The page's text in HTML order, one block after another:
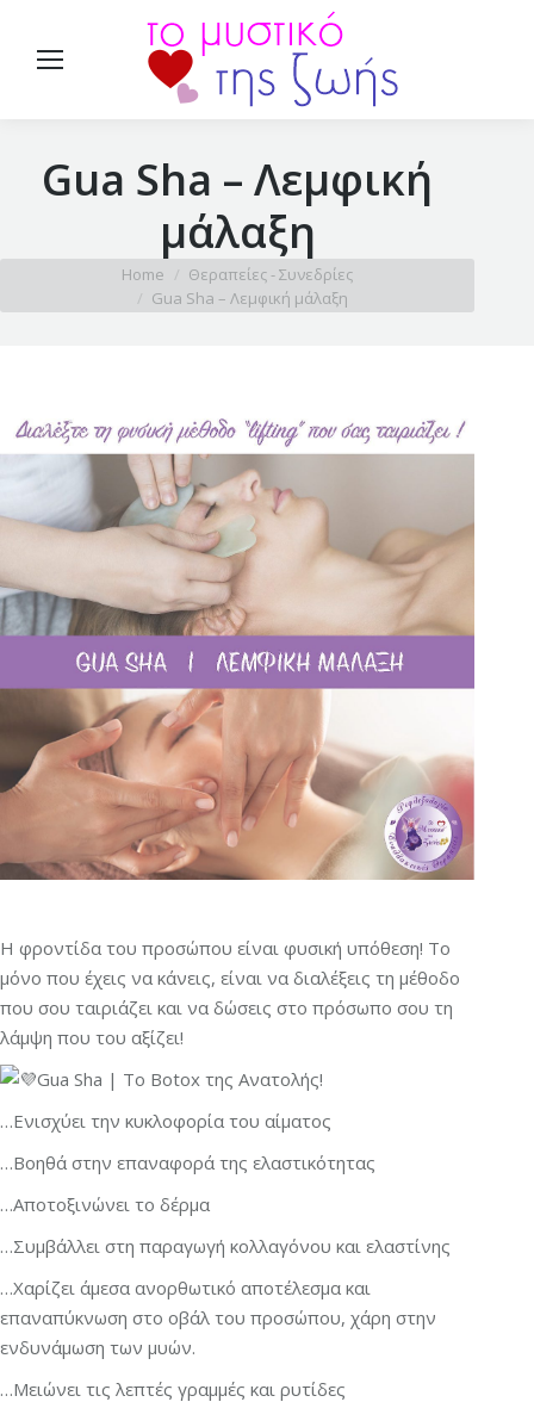
Gua Sha – Λεμφική
μάλαξη
Home
Θεραπείες - Συνεδρίες
Gua Sha – Λεμφική μάλαξη
Η φροντίδα του προσώπου είναι φυσική υπόθεση! Το
μόνο που έχεις να κάνεις, είναι να διαλέξεις τη μέθοδο
που σου ταιριάζει και να δώσεις στο πρόσωπο σου τη
λάμψη που του αξίζει!
Gua Sha | Το Botox της Ανατολής!
…Ενισχύει την κυκλοφορία του αίματος
…Βοηθά στην επαναφορά της ελαστικότητας
…Αποτοξινώνει το δέρμα
…Συμβάλλει στη παραγωγή κολλαγόνου και ελαστίνης
…Χαρίζει άμεσα ανορθωτικό αποτέλεσμα και
επαναπύκνωση στο οβάλ του προσώπου, χάρη στην
ενδυνάμωση των μυών.
…Μειώνει τις λεπτές γραμμές και ρυτίδες